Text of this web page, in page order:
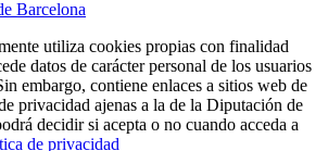
Barcelona
utiliza cookies propias con finalidad
datos de carácter personal de los usuarios
embargo, contiene enlaces a sitios web de
privacidad ajenas a la de la Diputación de
decidir si acepta o no cuando acceda a
de privacidad